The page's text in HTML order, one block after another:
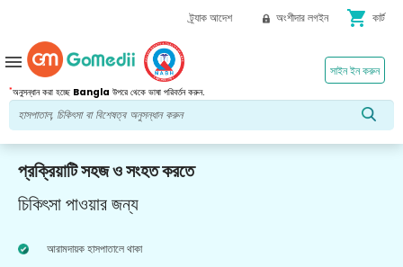
ট্র্যাক আদেশ অংশীদার লগইন shopping_cart কার্ট
*অনুসন্ধান করা হচ্ছে Bangla উপরে থেকে ভাষা পরিবর্তন করুন.
সাইন ইন করুন
menu
প্রক্রিয়াটি সহজ ও সংহত করতে
চিকিৎসা পাওয়ার জন্য
আরামদায়ক হাসপাতালে থাকা